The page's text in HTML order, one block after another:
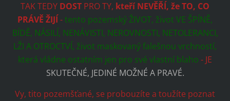
TAK TEDY DOST PRO TY, kteří NEVĚŘÍ, že TO, CO
PRÁVĚ ŽIJÍ -tento pozemský ŽIVOT, život VE ŠPÍNĚ,
BÍDĚ, NÁSILÍ, NENÁVISTI, NEROVNOSTI, NETOLERANCI,
LŽI A OTROCTVÍ, život maskovaný falešnou vrchností,
která vládne ostatním jen pro své vlastní blaho - JE
SKUTEČNÉ, JEDINÉ MOŽNÉ A PRAVÉ.
Vy, tito pozemšťané, se probouzíte a toužíte poznat